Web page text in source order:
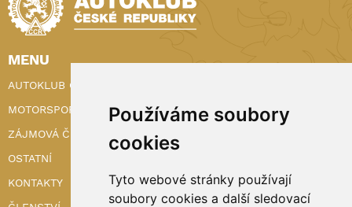
Používáme soubory
cookies
Tyto webové stránky používají
soubory cookies a další sledovací
MENU
AUTOKLUB ČR
MOTORSPORT
ZÁJMOVÁ ČINNOST
OSTATNÍ
KONTAKTY